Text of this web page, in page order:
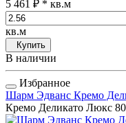
5 461 ₽ * кв.м
кв.м
Купить
В наличии
Избранное
Шарм Эдванс Кремо
Кремо Деликато Люкс